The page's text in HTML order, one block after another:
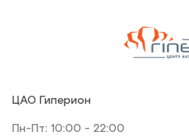
ЦАО Гиперион
Пн-Пт: 10:00 - 22:00